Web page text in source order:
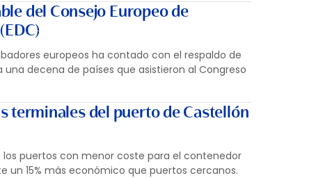
del Consejo Europeo de
europeos ha contado con el respaldo de
decena de países que asistieron al Congreso
terminales del puerto de Castellón
puertos con menor coste para el contenedor
15% más económico que puertos cercanos.